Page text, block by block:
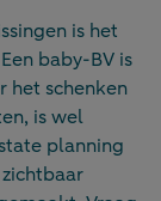
is het
baby-BV is
het schenken
is wel
planning